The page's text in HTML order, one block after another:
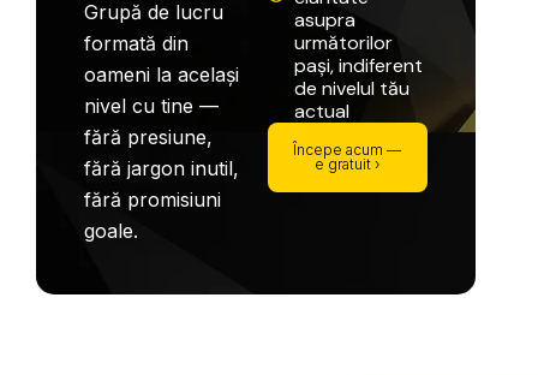
Grupă de lucru
formată din
oameni la același
nivel cu tine —
fără presiune,
fără jargon inutil,
fără promisiuni
goale.
asupra
următorilor
pași, indiferent
de nivelul tău
actual
Începe acum —
e gratuit ›